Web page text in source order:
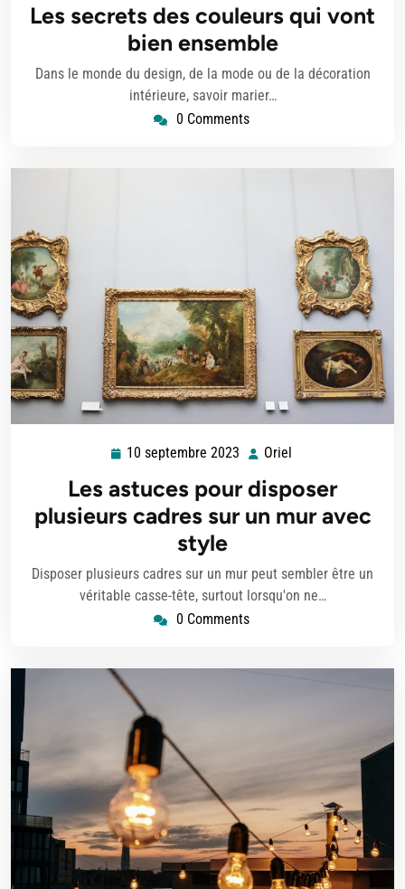
2024
Les secrets des couleurs qui vont
bien ensemble
Dans le monde du design, de la mode ou de la décoration
intérieure, savoir marier…
0 Comments
10 septembre 2023 10
2023
Oriel
Les astuces pour disposer
plusieurs cadres sur un mur avec
style
Disposer plusieurs cadres sur un mur peut sembler être un
véritable casse-tête, surtout lorsqu'on ne…
0 Comments